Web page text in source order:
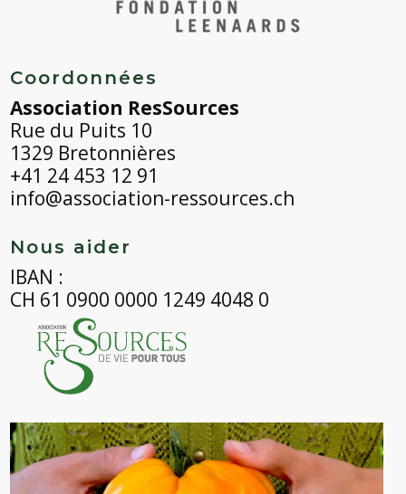
Coordonnées
Association ResSources
Rue du Puits 10
1329 Bretonnières
+41 24 453 12 91
info@association-ressources.ch
Nous aider
IBAN :
CH 61 0900 0000 1249 4048 0